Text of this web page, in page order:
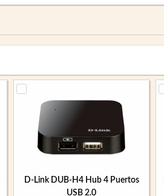
D-Link DUB-H4 Hub 4 Puertos
USB 2.0